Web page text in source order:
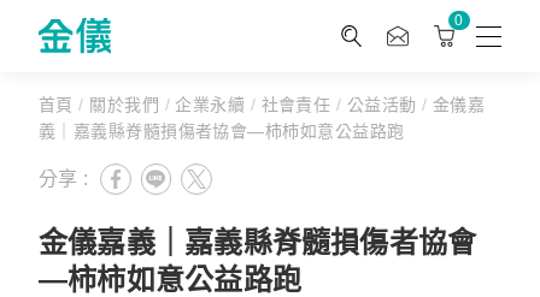
0
首頁/ 關於我們 /企業永續 / 社會責任 / 公益活動 / 金儀嘉
義｜嘉義縣脊髓損傷者協會—柿柿如意公益路跑
分享 :
金儀嘉義｜嘉義縣脊髓損傷者協會
—柿柿如意公益路跑